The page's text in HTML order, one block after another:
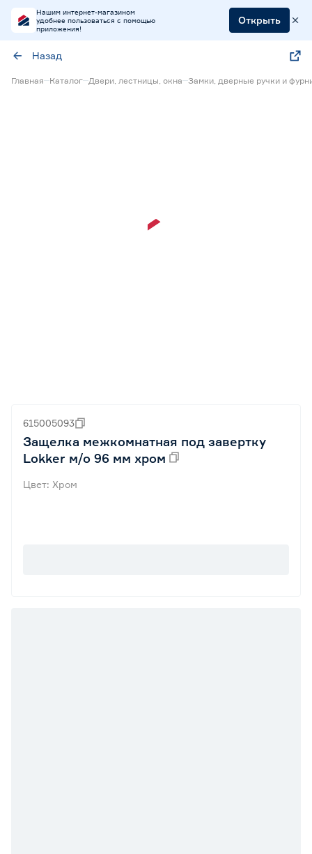
Нашим интернет-магазином
удобнее пользоваться с помощью
приложения!
Открыть
Назад
Главная Каталог Двери, лестницы, окна Замки, дверные ручки и
615005093
Защелка межкомнатная под завертку
Lokker м/о 96 мм хром
Цвет: Хром